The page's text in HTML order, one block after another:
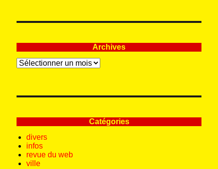
Archives
Archives
Catégories
divers
infos
revue du web
ville